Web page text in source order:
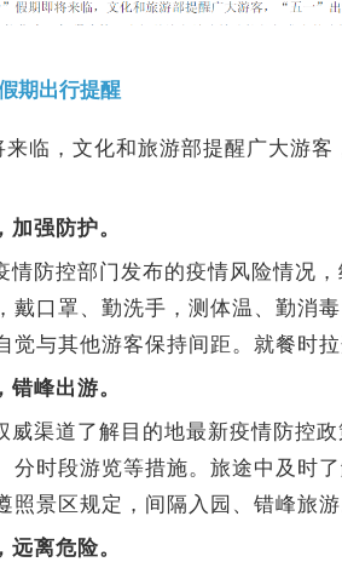
期出行提醒
来临，文化和旅游部提醒广大游
强防护。
情防控部门发布的疫情风险情况
戴口罩、勤洗手，测体温、勤消
觉与其他游客保持间距。就餐时
峰出游。
威渠道了解目的地最新疫情防控
分时段游览等措施。旅途中及时
照景区规定，间隔入园、错峰旅游
离危险。